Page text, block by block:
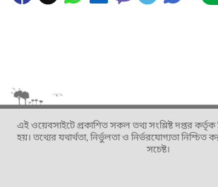
এই ওয়েবসাইটে প্রকাশিত সকল তথ্য সংশ্লিষ্ট দপ্তর কর্তৃক
হয়। তথ্যের যথার্থতা, নির্ভুলতা ও নির্ভরযোগ্যতা নিশ্চিত
সচেষ্ট।